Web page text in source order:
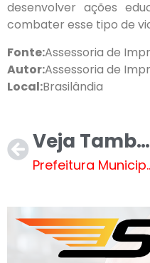
desenvolver ações
combater esse tipo de
Fonte:Assessoria de
Autor:Assessoria de
Local:Brasilândia
Veja Também
Prefeitura Municipal de Brasilândia